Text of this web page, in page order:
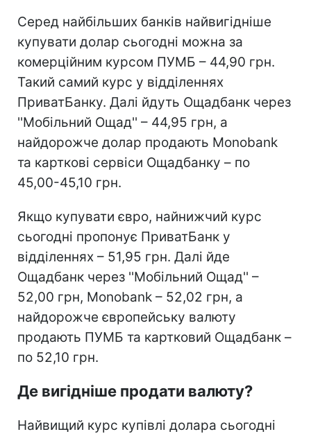
Серед найбільших банків найвигідніше
купувати долар сьогодні можна за
комерційним курсом ПУМБ – 44,90 грн.
Такий самий курс у відділеннях
ПриватБанку. Далі йдуть Ощадбанк через
''Мобільний Ощад'' – 44,95 грн, а
найдорожче долар продають Monobank
та карткові сервіси Ощадбанку – по
45,00-45,10 грн.
Якщо купувати євро, найнижчий курс
сьогодні пропонує ПриватБанк у
відділеннях – 51,95 грн. Далі йде
Ощадбанк через ''Мобільний Ощад'' –
52,00 грн, Monobank – 52,02 грн, а
найдорожче європейську валюту
продають ПУМБ та картковий Ощадбанк –
по 52,10 грн.
Де вигідніше продати валюту?
Найвищий курс купівлі долара сьогодні